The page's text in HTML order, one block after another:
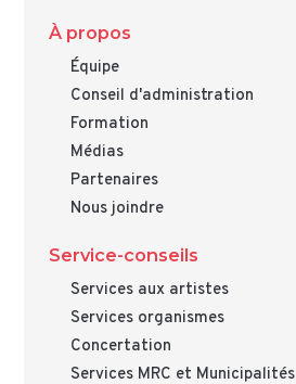
À propos
Équipe
Conseil d'administration
Formation
Médias
Partenaires
Nous joindre
Service-conseils
Services aux artistes
Services organismes
Concertation
Services MRC et Municipalités